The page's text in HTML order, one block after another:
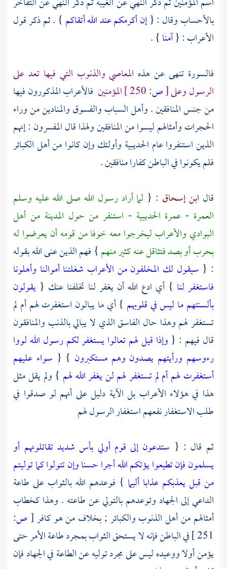
بالأحساب وقال : {إن أكرمكم عند الله أتقاكم } . ثم ذكر قول
الأعراب: {آمنا} .
فالسورة تنهى عن هذه المعاصي والذنوب التي فيها تعد على
الرسول وعلى[ص: المؤمنين فالأعرابالمذكورون فيها
من جنس المنافقين . وأهل السباب والفسوق والمنادين من وراء
الحجرات وأمثالهم ليسوا من المنافقين ولهذا قالالمفسرون : إنهم
الذين استنفروا عام الحديبية وأولئك وإن كانوا من أهل الكبائر
فلم يكونوا في الباطن كفارا منافقين .
قال ابن إسحاق : { لما أراد رسول الله صلى الله عليه وسلم
العمرة - عمرة الحديبية- استنفر من حول المدينة من أهل
البوادي والأعراب ليخرجوا معه خوفا من قومه أن يعرضوا له
بحرب أو بصد فتثاقل عنه كثير منهم} فهم الذين عنى الله بقوله
: { سيقول لك المخلفون من الأعراب شغلتنا أموالنا وأهلونا
فاستغفر لنا } أي ادع الله أن يغفر لنا تخلفنا عنك { يقولون
بألسنتهم ما ليس في قلوبهم } أي ما يبالون استغفرت لهم أم لم
تستغفر لهم وهذا حال الفاسق الذي لا يبالي بالذنب والمنافقون
قال فيهم : { وإذا قيل لهم تعالوا يستغفر لكم رسول الله لووا
رءوسهم ورأيتهم يصدون وهم مستكبرون } { سواء عليهم
أستغفرت لهم أم لم تستغفر لهم لن يغفر الله لهم } ولم يقل مثل
هذا في هؤلاء الأعراب بل الآية دليل على أنهم لو صدقوا في
طلب الاستغفار نفعهم استغفار الرسول لهم
ثم قال : { ستدعون إلى قوم أولي بأس شديد تقاتلونهم أو
يسلمون فإن تطيعوا يؤتكم الله أجرا حسنا وإن تتولوا كما توليتم
من قبل يعذبكم عذابا أليما } فوعدهم الله بالثواب على طاعة
الداعي إلى الجهاد وتوعدهم بالتولي عن طاعته . وهذا كخطاب
أمثالهم من أهل الذنوب والكبائر ; بخلاف من هو كافر[ص:
251 ] في الباطن فإنه لا يستحق الثواب بمجرد طاعة الأمر حتى
يؤمن أولا ووعيده ليس على مجرد توليه عن الطاعة في الجهاد فإن